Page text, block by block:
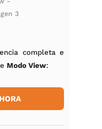
completa e
Modo View: